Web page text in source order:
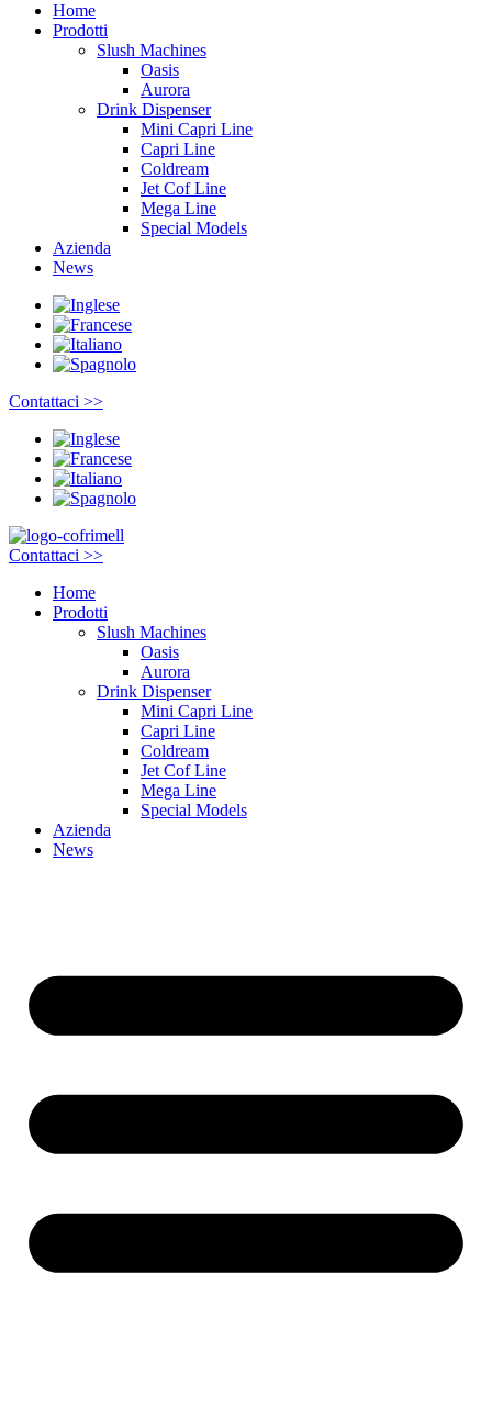
Home
Prodotti
Slush Machines
Oasis
Aurora
Drink Dispenser
Mini Capri Line
Capri Line
Coldream
Jet Cof Line
Mega Line
Special Models
Azienda
News
Contattaci >>
Contattaci >>
Home
Prodotti
Slush Machines
Oasis
Aurora
Drink Dispenser
Mini Capri Line
Capri Line
Coldream
Jet Cof Line
Mega Line
Special Models
Azienda
News